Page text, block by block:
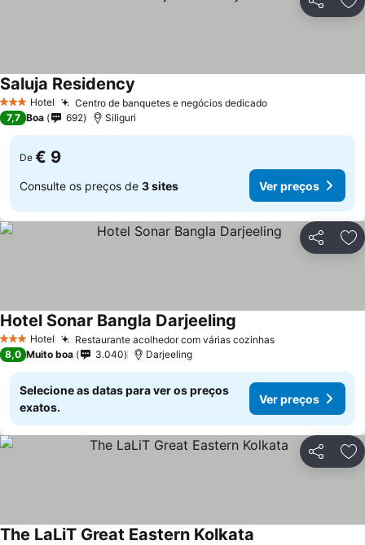
Partilhar
3 EstrelasHotel Centro de banquetes e negócios dedicado
Saluja Residency
7,7 Boa 692 Siliguri
De € 9
Consulte os preços de 3 sites Ver preços
Partilhar
3 EstrelasHotel Restaurante acolhedor com várias cozinhas
Hotel Sonar Bangla Darjeeling
8,0 Muito boa 3.040 Darjeeling
Selecione as datas para ver os preços
exatos.
Ver preços
Partilhar
The LaLiT Great Eastern Kolkata